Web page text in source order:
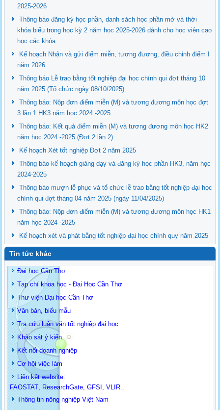
2025-2026
Thông báo đăng ký học phần, danh sách học phần mở và thời
khóa biểu trong học kỳ 2 năm học 2025-2026 dành cho học viên cao
học các khóa
Kế hoạch Nhận và gửi điểm miễn, tương đương, điều chỉnh điểm I
năm 2026
Thông báo Lễ trao bằng tốt nghiệp đại học chính qui đợt tháng 10
năm 2025 (Tổ chức ngày 08/10/2025)
Thông báo: Nộp đơn điểm miễn (M) và tương đương môn học đợt
3 lần 1 HK3 năm học 2024 -2025
Thông báo: Kết quả điểm miễn (M) và tương đương môn học HK2
năm học 2024 -2025 (Đợt 2 lần 2)
Kế hoạch Xét tốt nghiệp Đợt 2 năm 2025
Thông báo kế hoạch giảng dạy và đăng ký học phần HK3, năm học
2024-2025
Thông báo mượn lễ phục và tổ chức lễ trao bằng tốt nghiệp đại học
chính qui đợt tháng 04 năm 2025 (ngày 11/04/2025)
Thông báo: Nộp đơn điểm miễn (M) và tương đương môn học HK1
năm học 2024 -2025
Kế hoạch xét và phát bằng tốt nghiệp đại học chính quy năm 2025
Tin tức khác
Đại học Cần Thơ
Tạp chí khoa học - Đại Học Cần Thơ
Thư viện Đại học Cần Thơ
Văn bản, biểu mẫu
Tra cứu luận văn tốt nghiệp đại học
Khảo sát ý kiến
Kết nối doanh nghiệp
Cơ hội việc làm
Liên kết website:
FAOSTAT
ResearchGate ,GFSI ,VLIR
Thông tin nông nghiệp Việt Nam